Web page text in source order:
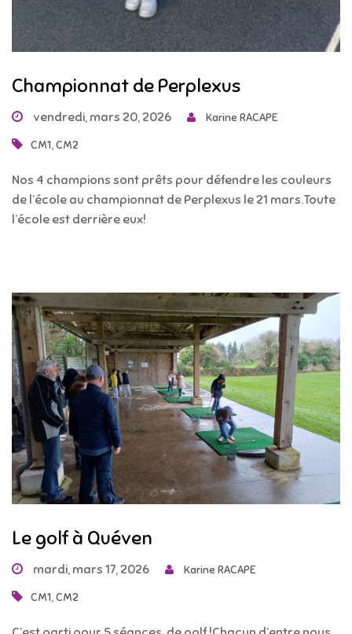
Championnat de Perplexus
vendredi, mars 20, 2026 Karine RACAPE
CM1,CM2
Nos 4 champions sont prêts pour défendre les couleurs
de l’école au championnat de Perplexus le 21 mars.Toute
l’école est derrière eux!
Le golf à Quéven
mardi, mars 17, 2026 Karine RACAPE
CM1,CM2